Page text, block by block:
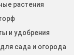
растения
и удобрения
сада и огорода